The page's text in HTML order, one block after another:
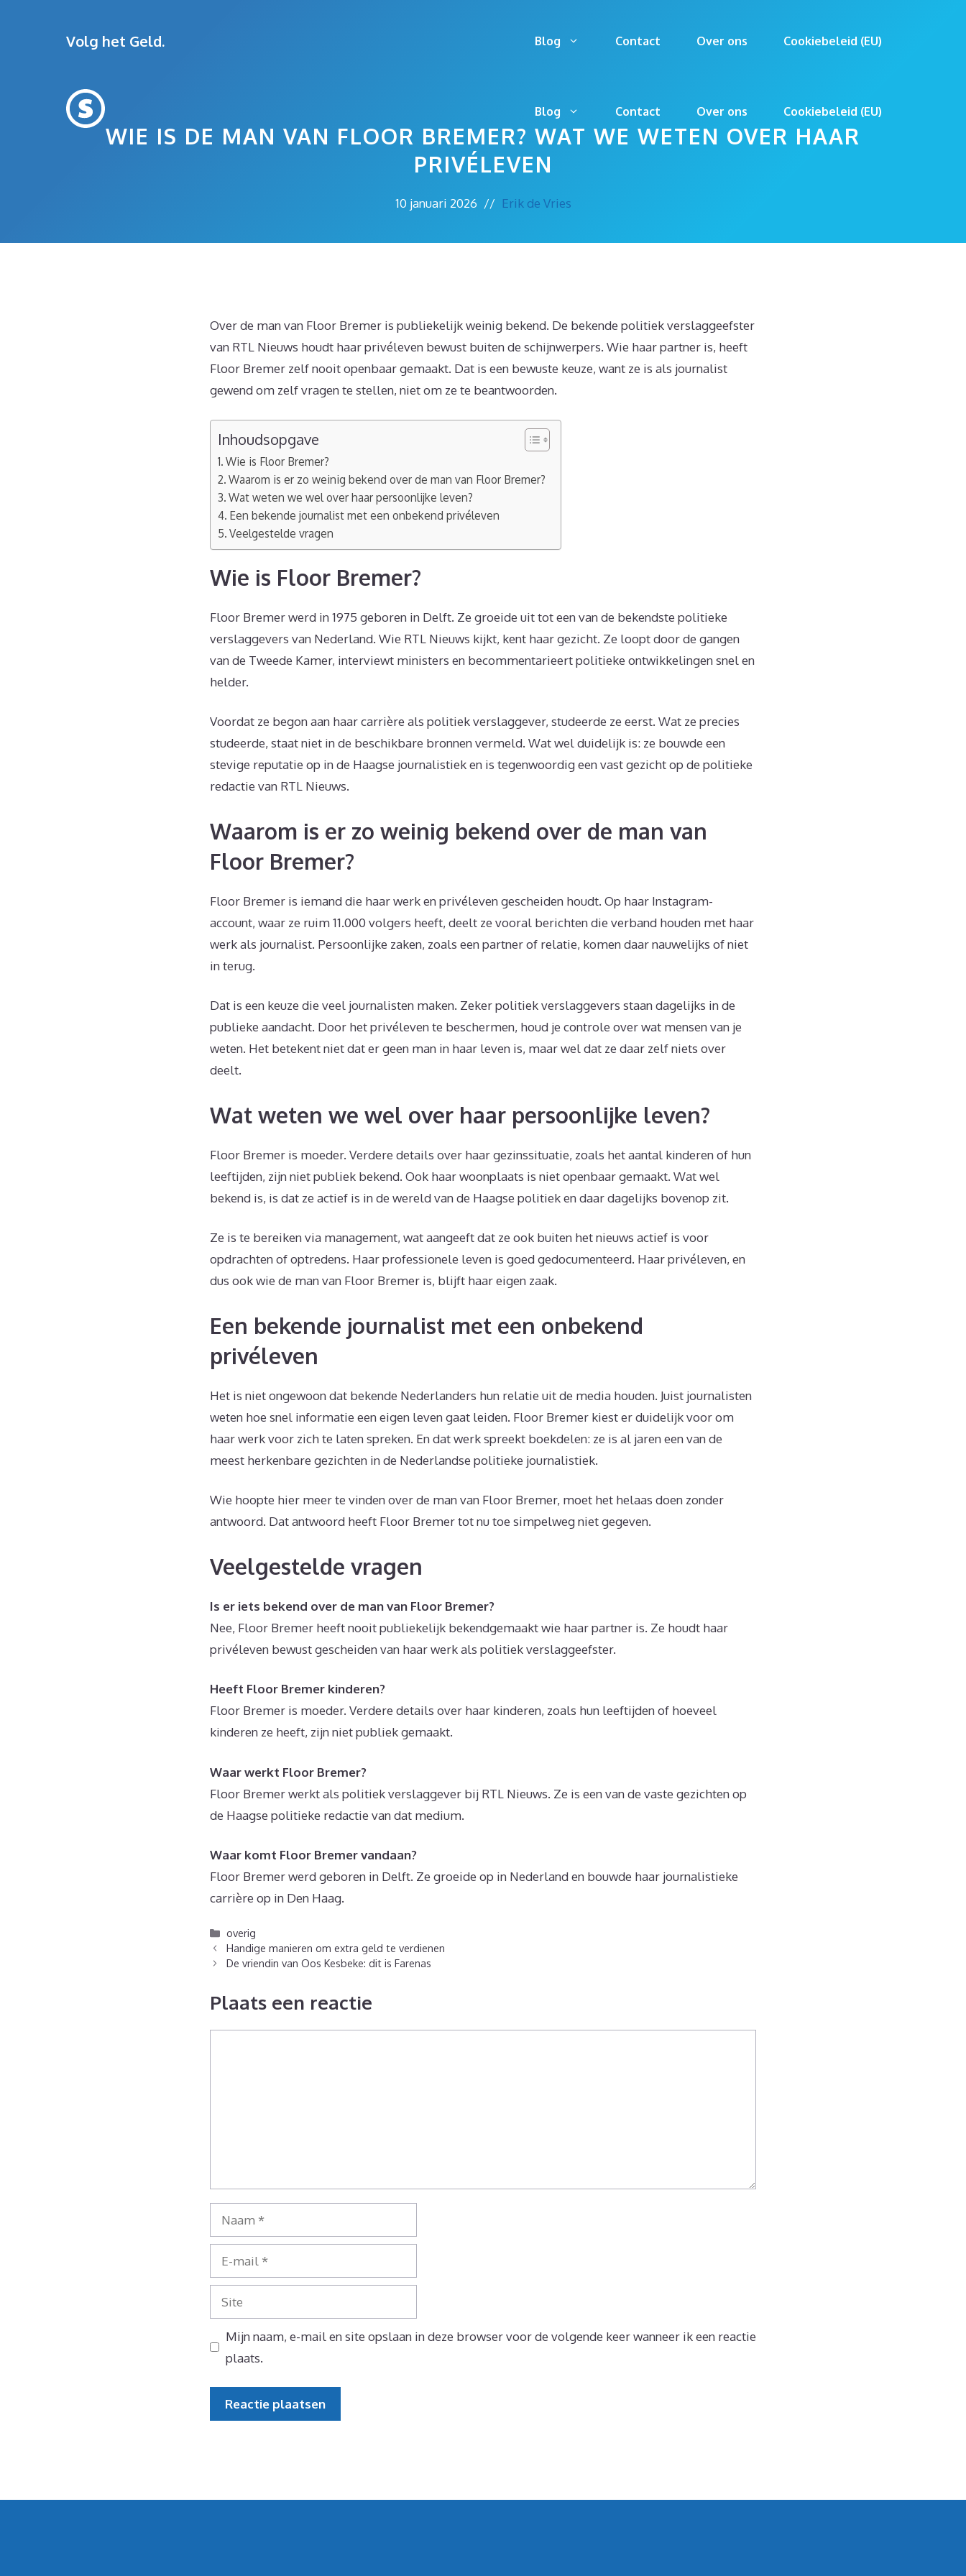
Volg het Geld. Blog Contact Over ons Cookiebeleid (EU)
Blog Contact Over ons Cookiebeleid (EU)
WIE IS DE MAN VAN FLOOR BREMER? WAT WE WETEN OVER HAAR
PRIVÉLEVEN
10 januari 2026 // Erik de Vries
Over de man van Floor Bremer is publiekelijk weinig bekend. De bekende politiek verslaggeefster
van RTL Nieuws houdt haar privéleven bewust buiten de schijnwerpers. Wie haar partner is, heeft
Floor Bremer zelf nooit openbaar gemaakt. Dat is een bewuste keuze, want ze is als journalist
gewend om zelf vragen te stellen, niet om ze te beantwoorden.
Inhoudsopgave
Wie is Floor Bremer?
Waarom is er zo weinig bekend over de man van Floor Bremer?
Wat weten we wel over haar persoonlijke leven?
Een bekende journalist met een onbekend privéleven
Veelgestelde vragen
Wie is Floor Bremer?
Floor Bremer werd in 1975 geboren in Delft. Ze groeide uit tot een van de bekendste politieke
verslaggevers van Nederland. Wie RTL Nieuws kijkt, kent haar gezicht. Ze loopt door de gangen
van de Tweede Kamer, interviewt ministers en becommentarieert politieke ontwikkelingen snel en
helder.
Voordat ze begon aan haar carrière als politiek verslaggever, studeerde ze eerst. Wat ze precies
studeerde, staat niet in de beschikbare bronnen vermeld. Wat wel duidelijk is: ze bouwde een
stevige reputatie op in de Haagse journalistiek en is tegenwoordig een vast gezicht op de politieke
redactie van RTL Nieuws.
Waarom is er zo weinig bekend over de man van
Floor Bremer?
Floor Bremer is iemand die haar werk en privéleven gescheiden houdt. Op haar Instagram-
account, waar ze ruim 11.000 volgers heeft, deelt ze vooral berichten die verband houden met haar
werk als journalist. Persoonlijke zaken, zoals een partner of relatie, komen daar nauwelijks of niet
in terug.
Dat is een keuze die veel journalisten maken. Zeker politiek verslaggevers staan dagelijks in de
publieke aandacht. Door het privéleven te beschermen, houd je controle over wat mensen van je
weten. Het betekent niet dat er geen man in haar leven is, maar wel dat ze daar zelf niets over
deelt.
Wat weten we wel over haar persoonlijke leven?
Floor Bremer is moeder. Verdere details over haar gezinssituatie, zoals het aantal kinderen of hun
leeftijden, zijn niet publiek bekend. Ook haar woonplaats is niet openbaar gemaakt. Wat wel
bekend is, is dat ze actief is in de wereld van de Haagse politiek en daar dagelijks bovenop zit.
Ze is te bereiken via management, wat aangeeft dat ze ook buiten het nieuws actief is voor
opdrachten of optredens. Haar professionele leven is goed gedocumenteerd. Haar privéleven, en
dus ook wie de man van Floor Bremer is, blijft haar eigen zaak.
Een bekende journalist met een onbekend
privéleven
Het is niet ongewoon dat bekende Nederlanders hun relatie uit de media houden. Juist journalisten
weten hoe snel informatie een eigen leven gaat leiden. Floor Bremer kiest er duidelijk voor om
haar werk voor zich te laten spreken. En dat werk spreekt boekdelen: ze is al jaren een van de
meest herkenbare gezichten in de Nederlandse politieke journalistiek.
Wie hoopte hier meer te vinden over de man van Floor Bremer, moet het helaas doen zonder
antwoord. Dat antwoord heeft Floor Bremer tot nu toe simpelweg niet gegeven.
Veelgestelde vragen
Is er iets bekend over de man van Floor Bremer?
Nee, Floor Bremer heeft nooit publiekelijk bekendgemaakt wie haar partner is. Ze houdt haar
privéleven bewust gescheiden van haar werk als politiek verslaggeefster.
Heeft Floor Bremer kinderen?
Floor Bremer is moeder. Verdere details over haar kinderen, zoals hun leeftijden of hoeveel
kinderen ze heeft, zijn niet publiek gemaakt.
Waar werkt Floor Bremer?
Floor Bremer werkt als politiek verslaggever bij RTL Nieuws. Ze is een van de vaste gezichten op
de Haagse politieke redactie van dat medium.
Waar komt Floor Bremer vandaan?
Floor Bremer werd geboren in Delft. Ze groeide op in Nederland en bouwde haar journalistieke
carrière op in Den Haag.
Categorieën
overig
Handige manieren om extra geld te verdienen
De vriendin van Oos Kesbeke: dit is Farenas
Plaats een reactie
Naam
mail
Site
Mijn naam, e-mail en site opslaan in deze browser voor de volgende keer wanneer ik een reactie
plaats.